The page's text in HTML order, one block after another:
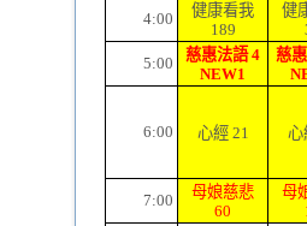
4:00
健康看我
189
健
5:00
慈惠法語 4
NEW1
慈
6:00 心經 21 心
7:00
母娘慈悲
60
母